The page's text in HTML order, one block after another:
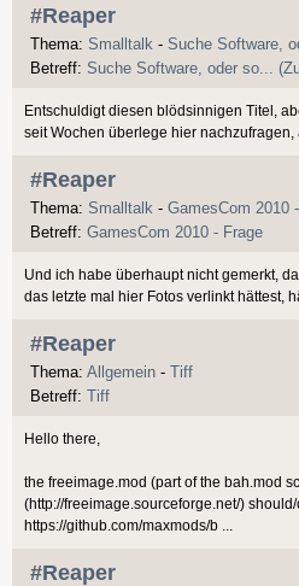
#Reaper
Thema: Smalltalk - Suche Software,
Betreff: Suche Software, oder so...
Entschuldigt diesen blödsinnigen Titel,
seit Wochen überlege hier nachzufragen,
#Reaper
Thema: Smalltalk - GamesCom 2010
Betreff: GamesCom 2010 - Frage
Und ich habe überhaupt nicht gemerkt,
das letzte mal hier Fotos verlinkt hättest,
#Reaper
Thema: Allgemein - Tiff
Betreff: Tiff
Hello there,
the freeimage.mod (part of the bah.mod
(http://freeimage.sourceforge.net/)
https://github.com/maxmods/b ...
#Reaper